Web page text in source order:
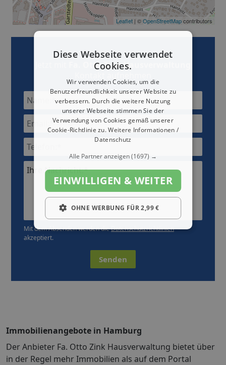
Leaflet | ©OpenStreetMapcontributors
Fa. Otto Zink Hausverwaltung
Ihre Nachricht:*
Mit dem Absenden werden dieDatenschutzrichtlinien
akzeptiert.
Senden
Immobilienangebote in Hamburg
Der Anbieter Fa. Otto Zink Hausverwaltung bietet über
in der Regel mehr Immobilien als auf dem Portal
Diese Webseite verwendet
Cookies.
Wir verwenden Cookies, um die
Benutzerfreundlichkeit unserer Website zu
verbessern. Durch die weitere Nutzung
unserer Webseite stimmen Sie der
Verwendung von Cookies gemäß unserer
Cookie-Richtlinie zu.Weitere Informationen /
Datenschutz
Alle Partner anzeigen(1697) →
EINWILLIGEN & WEITER
OHNE WERBUNG FÜR 2,99 €